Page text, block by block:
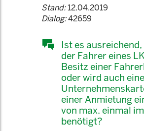
Stand:12.04.2019
Dialog:42659
Ist es
der Fahrer eines
Besitz einer
oder wird auch eine
einer Anmietung
von max. einmal
benötigt?